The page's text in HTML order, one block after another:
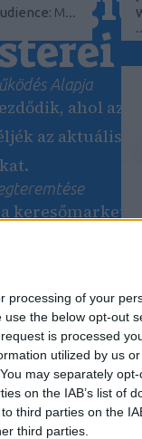
processing of your
the below opt-out
is processed
utilized by us
may separately
on the IAB’s list of
third parties on the
third parties.
Alapja
ahol az
az aktuális
a
és Indítása
és
M...